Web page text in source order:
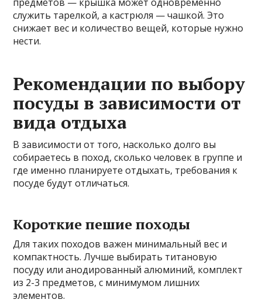
служить тарелкой, а кастрюля — чашкой. Это
снижает вес и количество вещей, которые нужно
нести.
Рекомендации по выбору
посуды в зависимости от
вида отдыха
В зависимости от того, насколько долго вы
собираетесь в поход, сколько человек в группе и
где именно планируете отдыхать, требования к
посуде будут отличаться.
Короткие пешие походы
Для таких походов важен минимальный вес и
компактность. Лучше выбирать титановую
посуду или анодированный алюминий, комплект
из 2-3 предметов, с минимумом лишних
элементов.